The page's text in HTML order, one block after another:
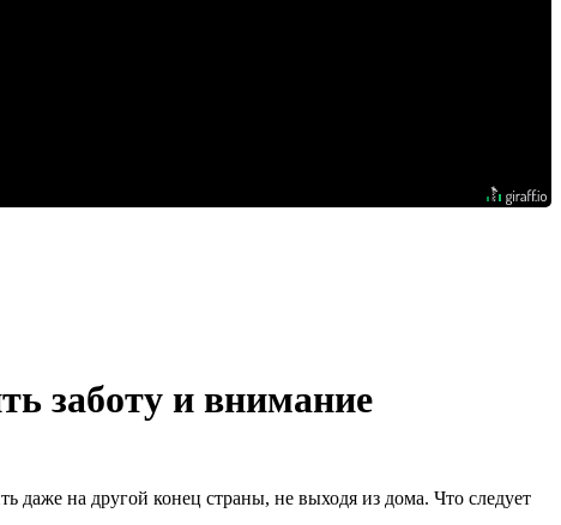
заботу и внимание
даже на другой конец страны, не выходя из дома. Что следует